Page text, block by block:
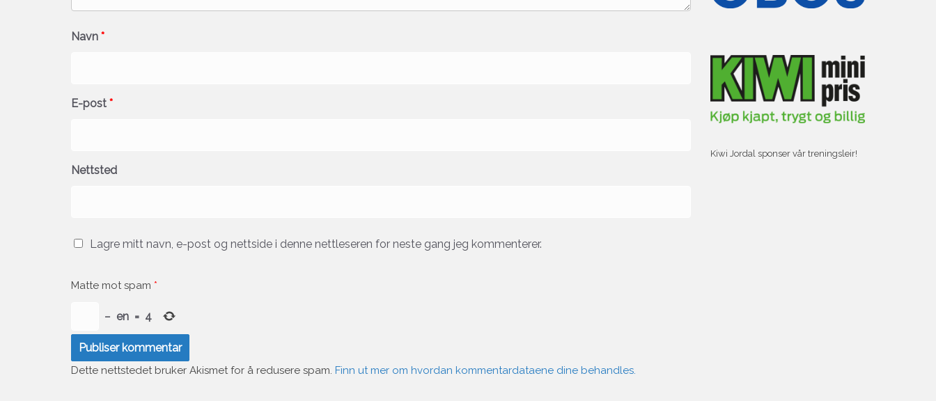
Navn *
E-post *
Nettsted
Lagre mitt navn, e-post og nettside i denne nettleseren for neste gang jeg kommenterer.
Matte mot spam *
− en = 4
Dette nettstedet bruker Akismet for å redusere spam. Finn ut mer om hvordan kommentardataene dine behandles.
Kiwi Jordal sponser vår treningsleir!